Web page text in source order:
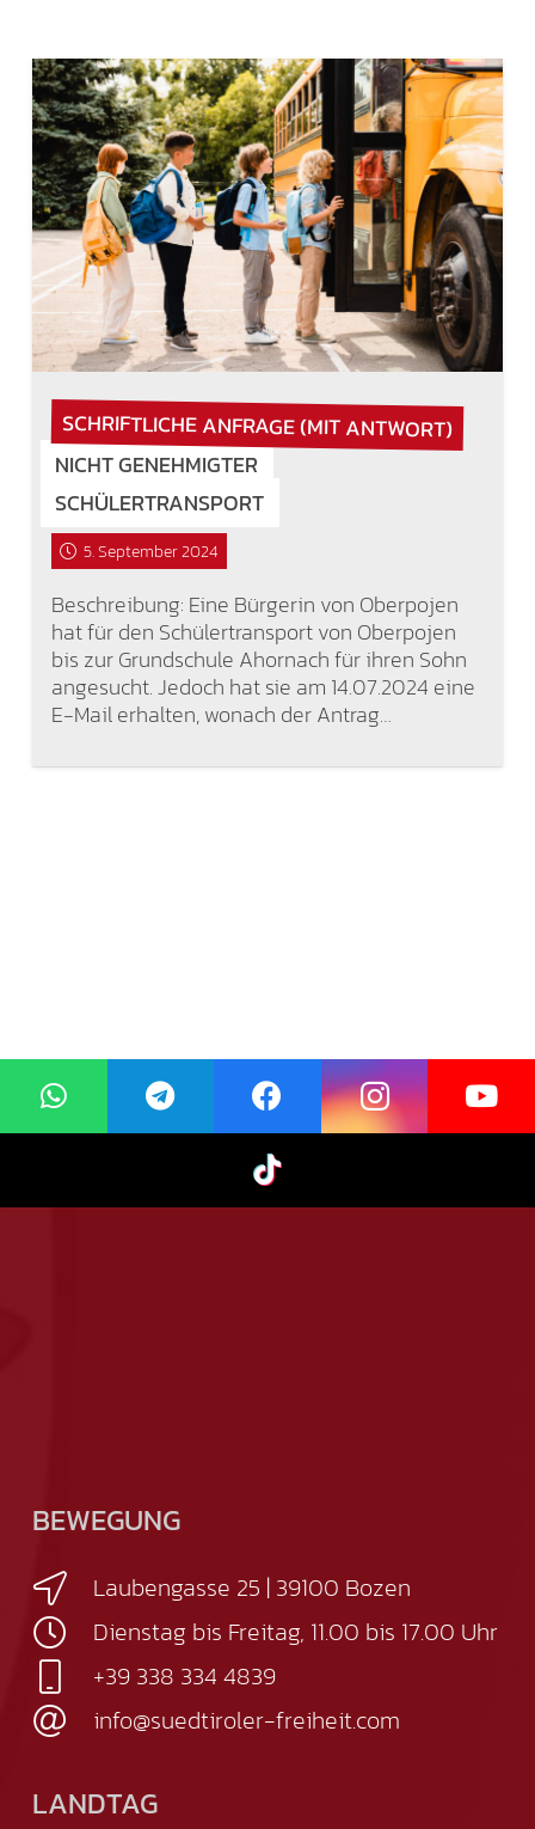
SCHRIFTLICHE ANFRAGE (MIT ANTWORT)
NICHT GENEHMIGTER
SCHÜLERTRANSPORT
5. September 2024
Beschreibung: Eine Bürgerin von Oberpojen
hat für den Schülertransport von Oberpojen
bis zur Grundschule Ahornach für ihren Sohn
angesucht. Jedoch hat sie am 14.07.2024 eine
E-Mail erhalten, wonach der Antrag…
BEWEGUNG
Laubengasse 25 | 39100 Bozen
Dienstag bis Freitag, 11.00 bis 17.00 Uhr
+39 338 334 4839
info@suedtiroler-freiheit.com
LANDTAG